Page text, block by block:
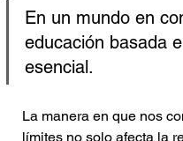
En un mundo en
educación basada
esencial.
La manera en que nos
límites no solo afecta la